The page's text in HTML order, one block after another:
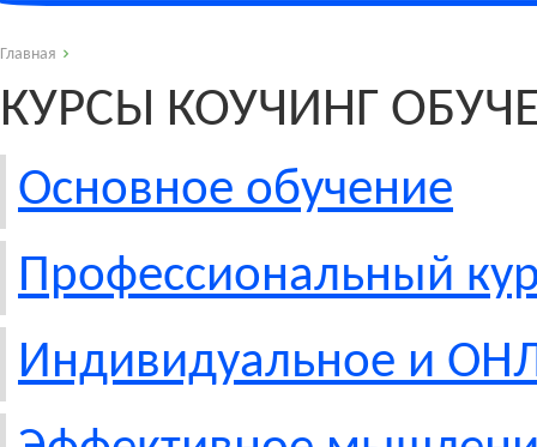
Главная
КУРСЫ КОУЧИНГ
Основное обучение
Профессиональный
Индивидуальное и